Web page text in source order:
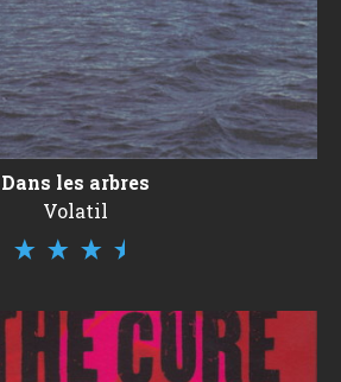
Dans les arbres
Volatil